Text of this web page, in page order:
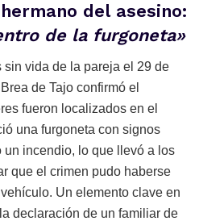
del asesino:
de la furgoneta»
vida de la pareja el 29 de
de Tajo confirmó el
fueron localizados en el
una furgoneta con signos
incendio, lo que llevó a los
que el crimen pudo haberse
Un elemento clave en
declaración de un familiar de